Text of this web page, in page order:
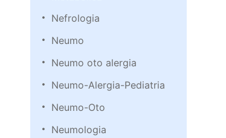
Nefrologia
Neumo
Neumo oto alergia
Neumo-Alergia-Pediatria
Neumo-Oto
Neumologia